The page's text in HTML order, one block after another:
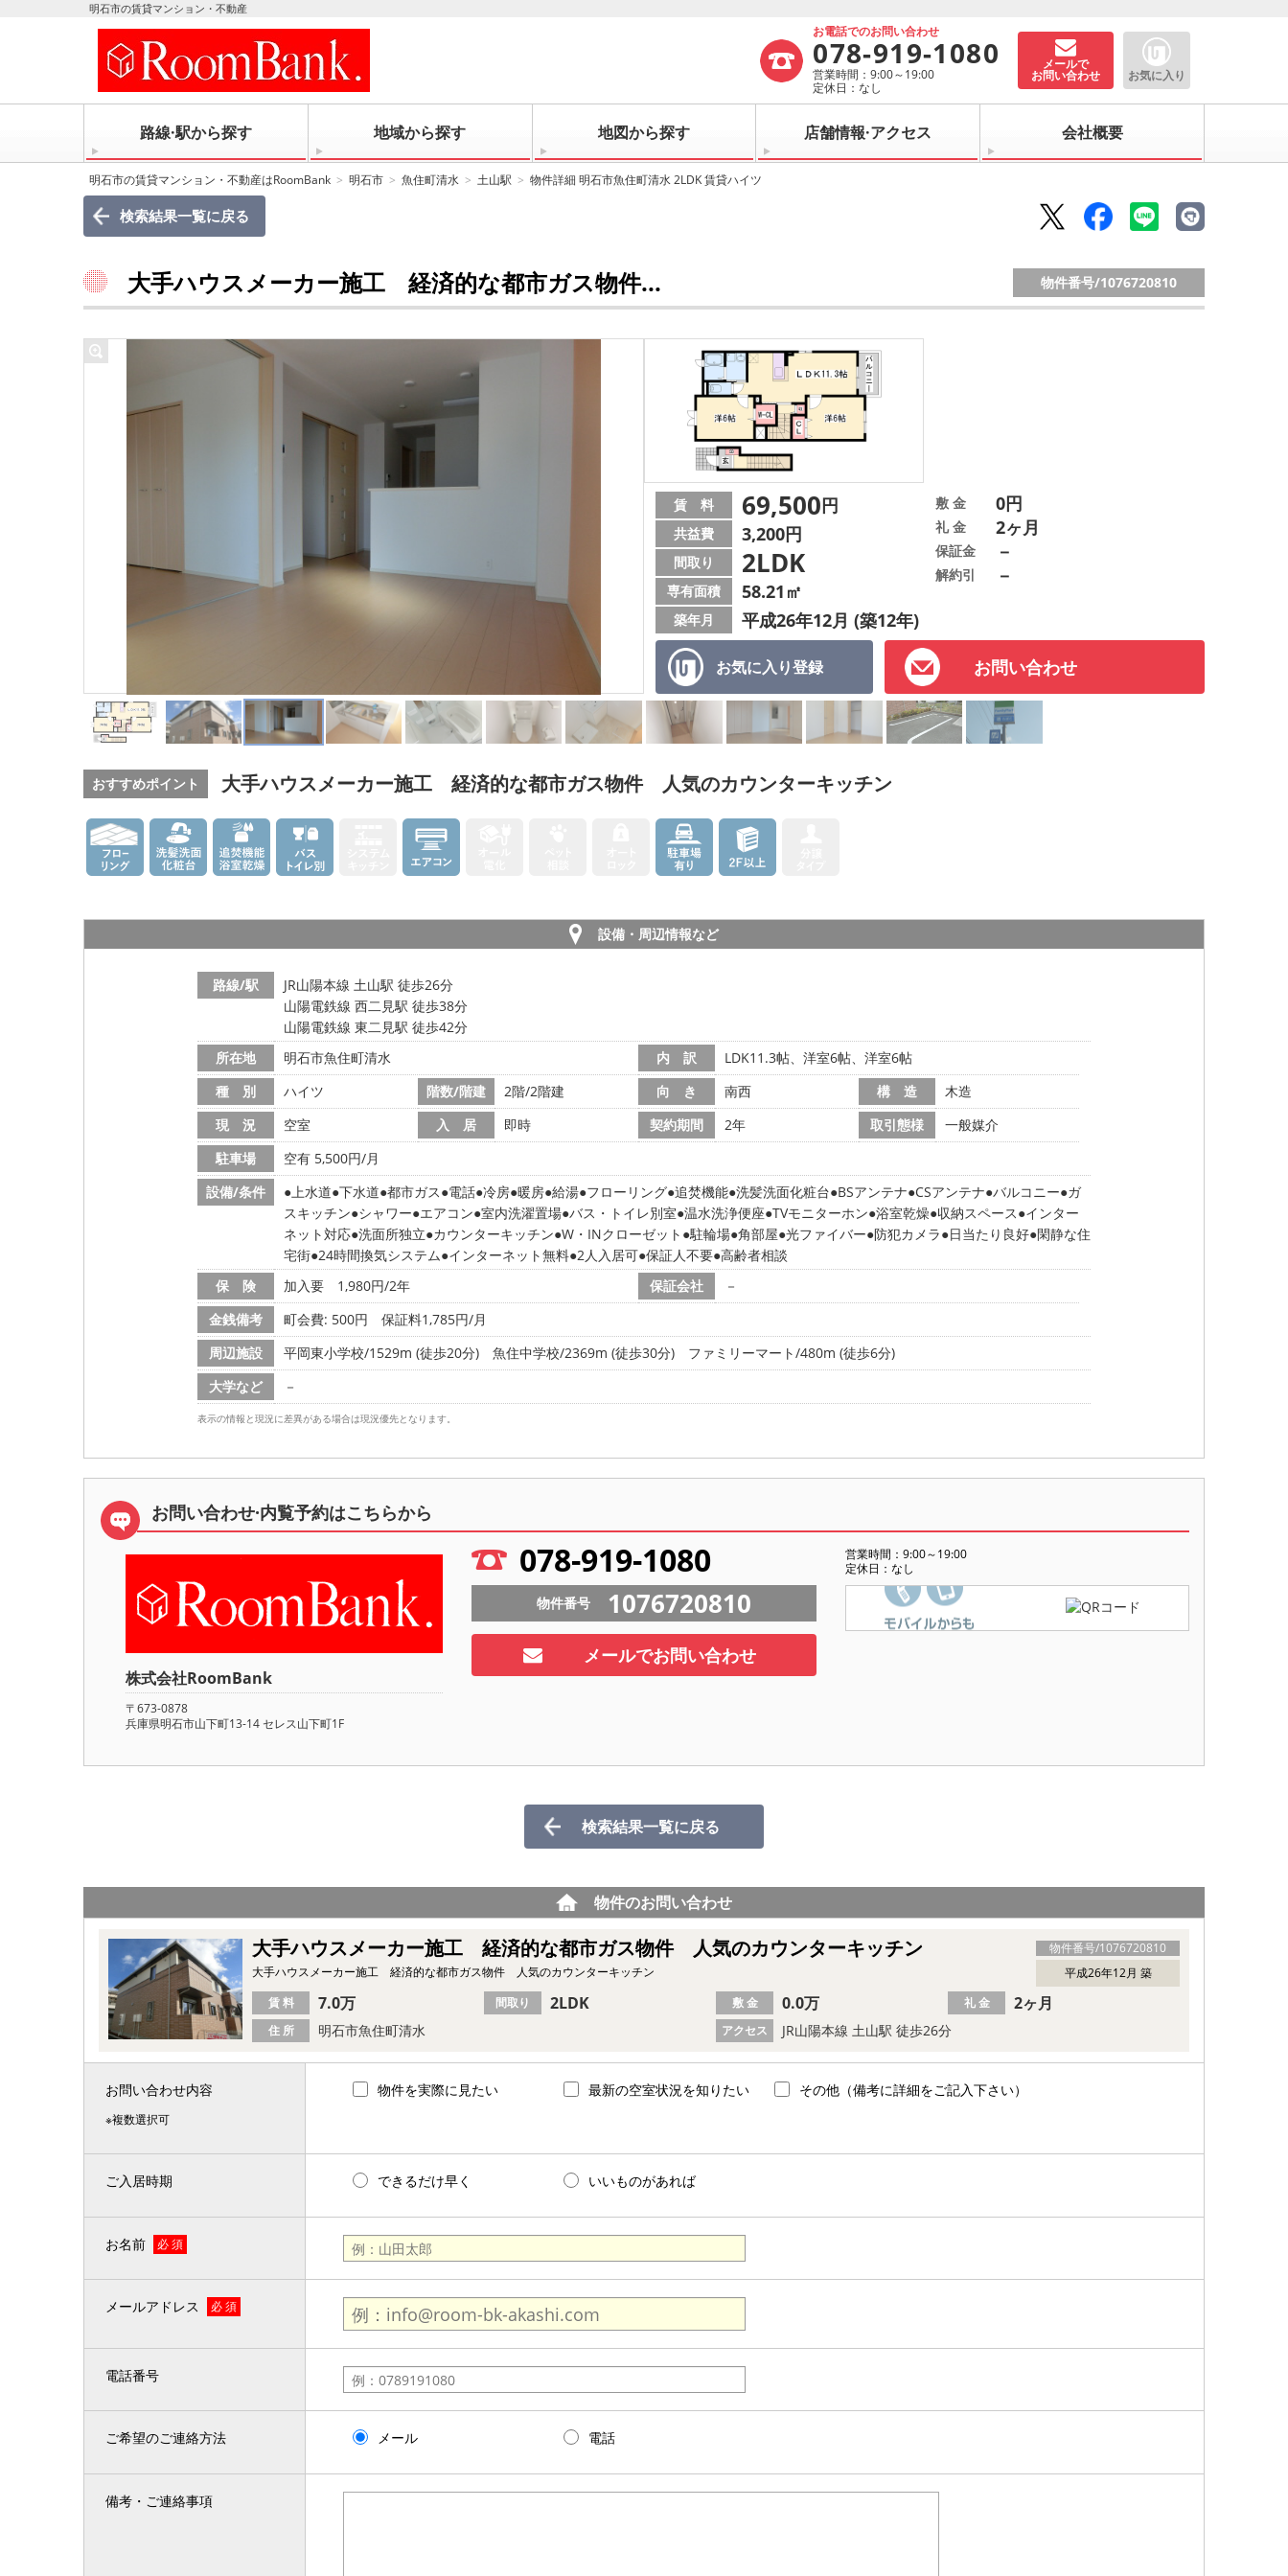
明石市の賃貸マンション・不動産
お電話でのお問い合わせ
078-919-1080
営業時間：9:00～19:00
定休日：なし
メールで
お問い合わせ お気に入り
路線·駅から探す 地域から探す 地図から探す 店舗情報·アクセス 会社概要
明石市の賃貸マンション・不動産はRoomBank 明石市 魚住町清水 土山駅 物件詳細 明石市魚住町清水 2LDK 賃貸ハイツ
検索結果一覧に戻る
大手ハウスメーカー施工 経済的な都市ガス物件... 物件番号/1076720810
お気に入り登録 お問い合わせ
賃 料 69,500円
共益費 3,200円
間取り 2LDK
専有面積 58.21㎡
築年月 平成26年12月 (築12年)
敷 金 0円
礼 金 2ヶ月
保証金 －
解約引 －
おすすめポイント 大手ハウスメーカー施工 経済的な都市ガス物件 人気のカウンターキッチン
設備・周辺情報など
路線/駅
JR山陽本線 土山駅 徒歩26分
山陽電鉄線 西二見駅 徒歩38分
山陽電鉄線 東二見駅 徒歩42分
所在地
明石市魚住町清水 内 訳
LDK11.3帖、洋室6帖、洋室6帖
種 別
ハイツ 階数/階建 2階/2階建 向 き 南西 構 造
木造
現 況
空室 入 居 即時 契約期間 2年 取引態様
一般媒介
駐車場
空有 5,500円/月
設備/条件
上水道 下水道 都市ガス 電話 冷房 暖房 給湯 フローリング 追焚機能 洗髪洗面化粧台 BSアンテナ CSアンテナ バルコニー ガ
スキッチン シャワー エアコン 室内洗濯置場 バス・トイレ別室 温水洗浄便座 TVモニターホン 浴室乾燥 収納スペース インター
ネット対応 洗面所独立 カウンターキッチン W・INクローゼット 駐輪場 角部屋 光ファイバー 防犯カメラ 日当たり良好 閑静な住
宅街 24時間換気システム インターネット無料 2人入居可 保証人不要 高齢者相談
保 険
加入要 1,980円/2年 保証会社
－
金銭備考
町会費: 500円
保証料1,785円/月
周辺施設
平岡東小学校/1529m (徒歩20分) 魚住中学校/2369m (徒歩30分)
ファミリーマート/480m (徒歩6分)
大学など
－
表示の情報と現況に差異がある場合は現況優先となります。
お問い合わせ·内覧予約はこちらから
株式会社RoomBank
〒673-0878
兵庫県明石市山下町13-14 セレス山下町1F
078-919-1080
営業時間：9:00～19:00
定休日：なし
物件番号 1076720810
メールでお問い合わせ
検索結果一覧に戻る
物件のお問い合わせ
物件番号/1076720810
大手ハウスメーカー施工 経済的な都市ガス物件 人気のカウンターキッチン
平成26年12月 築
大手ハウスメーカー施工 経済的な都市ガス物件 人気のカウンターキッチン
住 所 明石市魚住町清水 アクセス JR山陽本線 土山駅 徒歩26分
賃 料 7.0万 間取り 2LDK 敷 金 0.0万 礼 金 2ヶ月
お問い合わせ内容
※複数選択可
物件を実際に見たい 最新の空室状況を知りたい その他（備考に詳細をご記入下さい）
ご入居時期 できるだけ早く いいものがあれば
お名前 必 須
メールアドレス 必 須
電話番号
ご希望のご連絡方法 メール 電話
備考・ご連絡事項